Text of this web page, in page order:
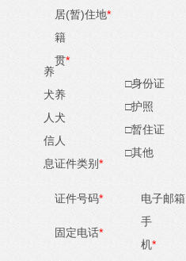
养
犬
人
信
息
居(暂)住地*
籍
贯*
养
犬
人
证件类别 *
□身份证
□护照
□暂住证
□其他
证件号码* 电子邮箱
固定电话*
手
机*